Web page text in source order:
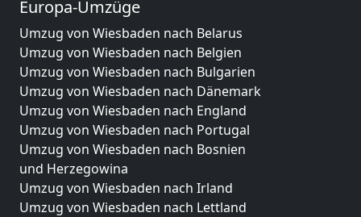
Europa-Umzüge
Umzug von Wiesbaden nach Belarus
Umzug von Wiesbaden nach Belgien
Umzug von Wiesbaden nach Bulgarien
Umzug von Wiesbaden nach Dänemark
Umzug von Wiesbaden nach England
Umzug von Wiesbaden nach Portugal
Umzug von Wiesbaden nach Bosnien
und Herzegowina
Umzug von Wiesbaden nach Irland
Umzug von Wiesbaden nach Lettland